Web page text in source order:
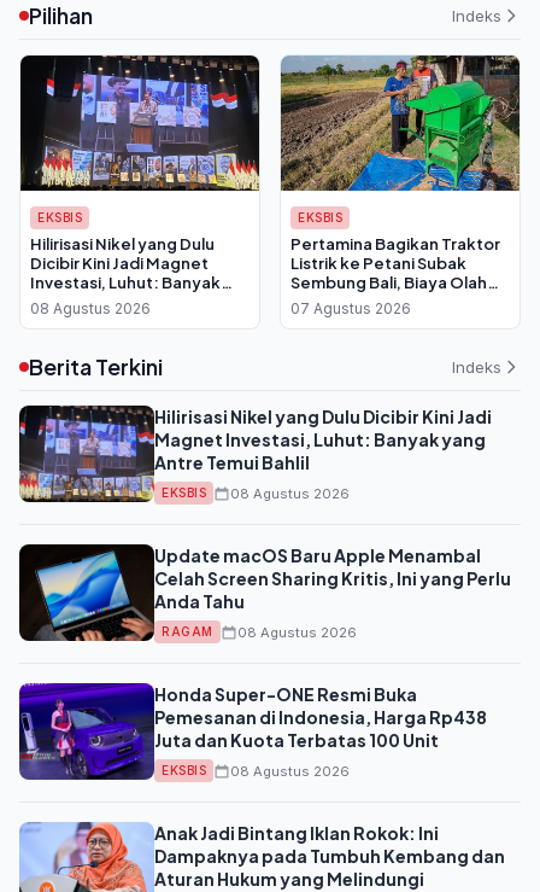
Pilihan Indeks
EKSBIS
Hilirisasi Nikel yang Dulu
Dicibir Kini Jadi Magnet
Investasi, Luhut: Banyak
yang Antre Temui Bahlil
08 Agustus 2026
EKSBIS
Pertamina Bagikan Traktor
Listrik ke Petani Subak
Sembung Bali, Biaya Olah
Lahan Dipangkas Drastis
07 Agustus 2026
Berita Terkini Indeks
Hilirisasi Nikel yang Dulu Dicibir Kini Jadi
Magnet Investasi, Luhut: Banyak yang
Antre Temui Bahlil
EKSBIS 08 Agustus 2026
Update macOS Baru Apple Menambal
Celah Screen Sharing Kritis, Ini yang Perlu
Anda Tahu
RAGAM 08 Agustus 2026
Honda Super-ONE Resmi Buka
Pemesanan di Indonesia, Harga Rp438
Juta dan Kuota Terbatas 100 Unit
EKSBIS 08 Agustus 2026
Anak Jadi Bintang Iklan Rokok: Ini
Dampaknya pada Tumbuh Kembang dan
Aturan Hukum yang Melindungi